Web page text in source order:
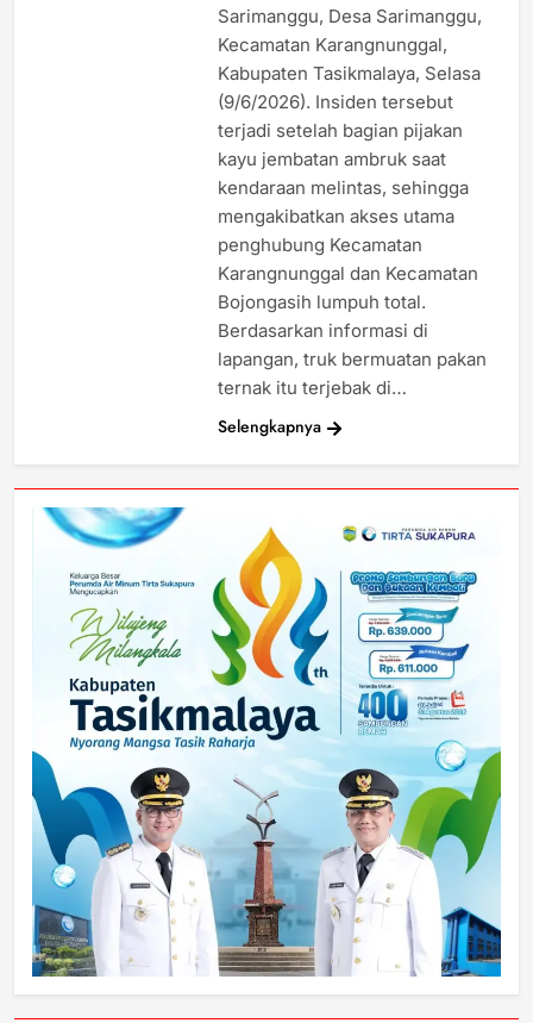
Sarimanggu, Desa Sarimanggu,
Kecamatan Karangnunggal,
Kabupaten Tasikmalaya, Selasa
(9/6/2026). Insiden tersebut
terjadi setelah bagian pijakan
kayu jembatan ambruk saat
kendaraan melintas, sehingga
mengakibatkan akses utama
penghubung Kecamatan
Karangnunggal dan Kecamatan
Bojongasih lumpuh total.
Berdasarkan informasi di
lapangan, truk bermuatan pakan
ternak itu terjebak di…
Selengkapnya